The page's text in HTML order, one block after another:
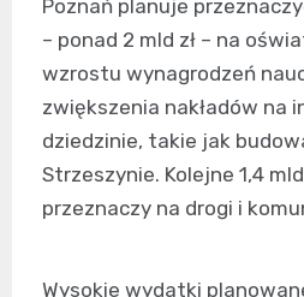
Poznań planuje
– ponad 2 mld zł – na
wzrostu wynagrodzeń
zwiększenia nakładów na
dziedzinie, takie jak
Strzeszynie. Kolejne 1,4
przeznaczy na drogi i
Wysokie wydatki